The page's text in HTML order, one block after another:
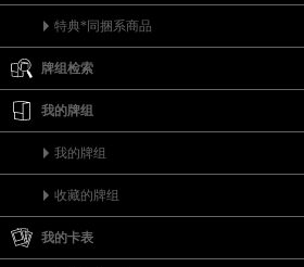
特典*同捆系商品
牌组检索
我的牌组
我的牌组
收藏的牌组
我的卡表